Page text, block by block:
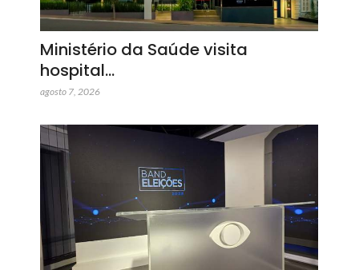
Ministério da Saúde visita
hospital…
agosto 7, 2026